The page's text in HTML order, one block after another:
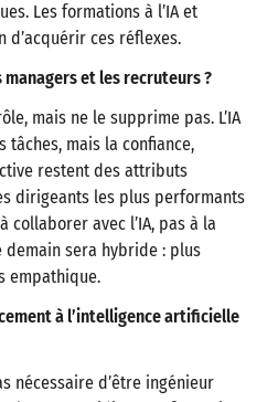
Les formations à l’IA et
d’acquérir ces réflexes.
managers et les recruteurs ?
mais ne le supprime pas. L’IA
mais la confiance,
restent des attributs
dirigeants les plus performants
collaborer avec l’IA, pas à la
sera hybride : plus
empathique.
à l’intelligence artificielle
nécessaire d’être ingénieur